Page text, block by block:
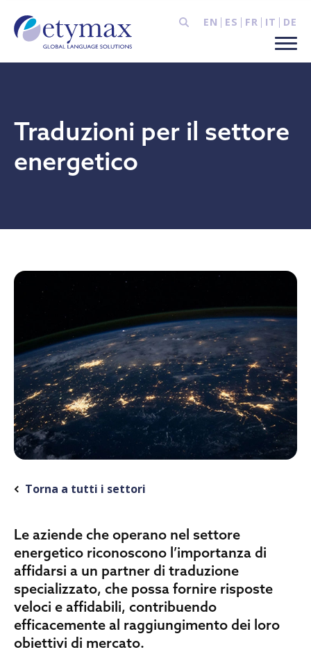
EN ES FR IT DE
Traduzioni per il settore
energetico
Torna a tutti i settori
Le aziende che operano nel settore
energetico riconoscono l’importanza di
affidarsi a un partner di traduzione
specializzato, che possa fornire risposte
veloci e affidabili, contribuendo
efficacemente al raggiungimento dei loro
obiettivi di mercato.